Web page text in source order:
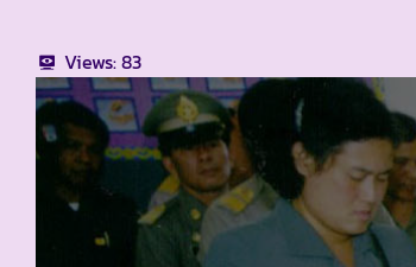
Views:83